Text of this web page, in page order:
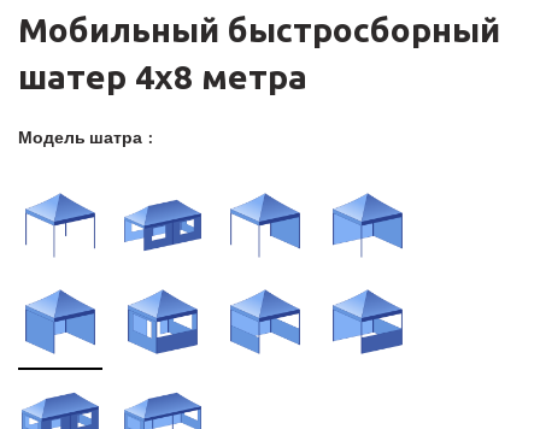
Мобильный быстросборный
шатер 4х8 метра
Модель шатра